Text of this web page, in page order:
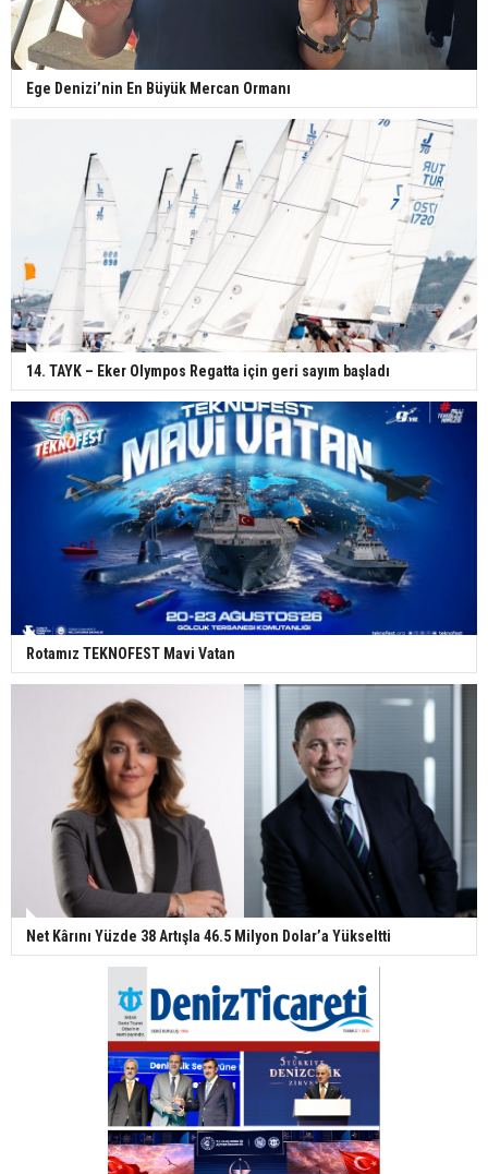
Ege Denizi’nin En Büyük Mercan Ormanı
14. TAYK – Eker Olympos Regatta için geri sayım başladı
Rotamız TEKNOFEST Mavi Vatan
Net Kârını Yüzde 38 Artışla 46.5 Milyon Dolar’a Yükseltti